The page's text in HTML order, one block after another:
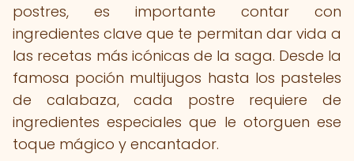
postres, es importante contar con
ingredientes clave que te permitan dar vida a
las recetas más icónicas de la saga. Desde la
famosa poción multijugos hasta los pasteles
de calabaza, cada postre requiere de
ingredientes especiales que le otorguen ese
toque mágico y encantador.